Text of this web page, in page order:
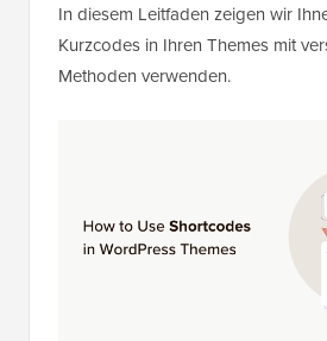
In diesem Leitfaden zeigen wir
Kurzcodes in Ihren Themes mit
Methoden verwenden.